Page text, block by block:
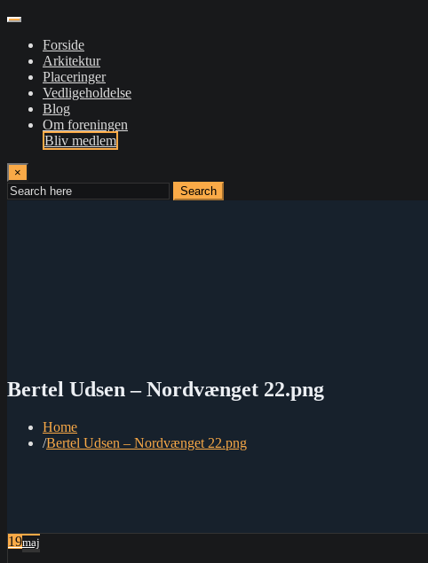
Forside
Arkitektur
Placeringer
Vedligeholdelse
Blog
Om foreningen
Bliv medlem
×
Search
Bertel Udsen – Nordvænget 22.png
Home
Bertel Udsen – Nordvænget 22.png
19maj